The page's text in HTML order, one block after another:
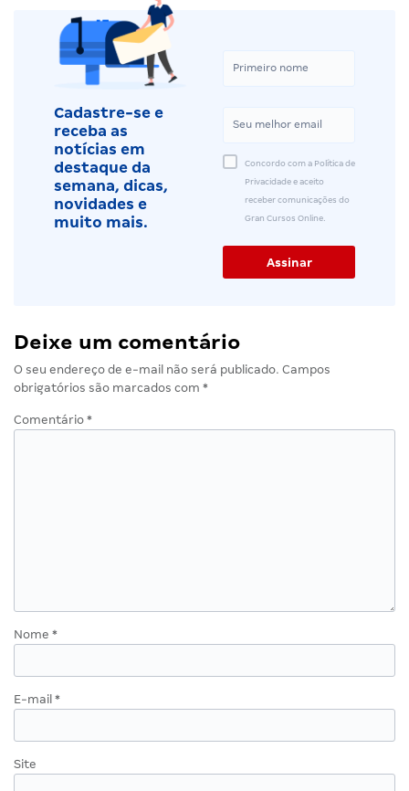
Cadastre-se e
receba as
notícias em
destaque da
semana, dicas,
novidades e
muito mais.
Concordo com a Política de
Privacidade e aceito
receber comunicações do
Gran Cursos Online.
Deixe um comentário
O seu endereço de e-mail não será publicado. Campos
obrigatórios são marcados com *
Comentário *
Nome *
E-mail *
Site